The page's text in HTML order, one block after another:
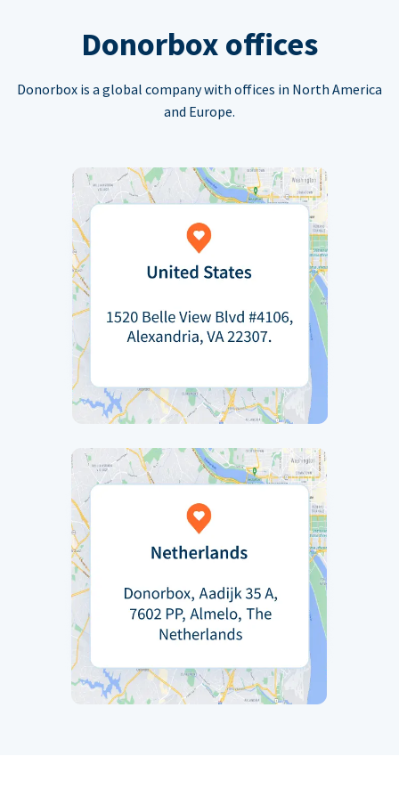
Donorbox offices
Donorbox is a global company with offices in North America
and Europe.